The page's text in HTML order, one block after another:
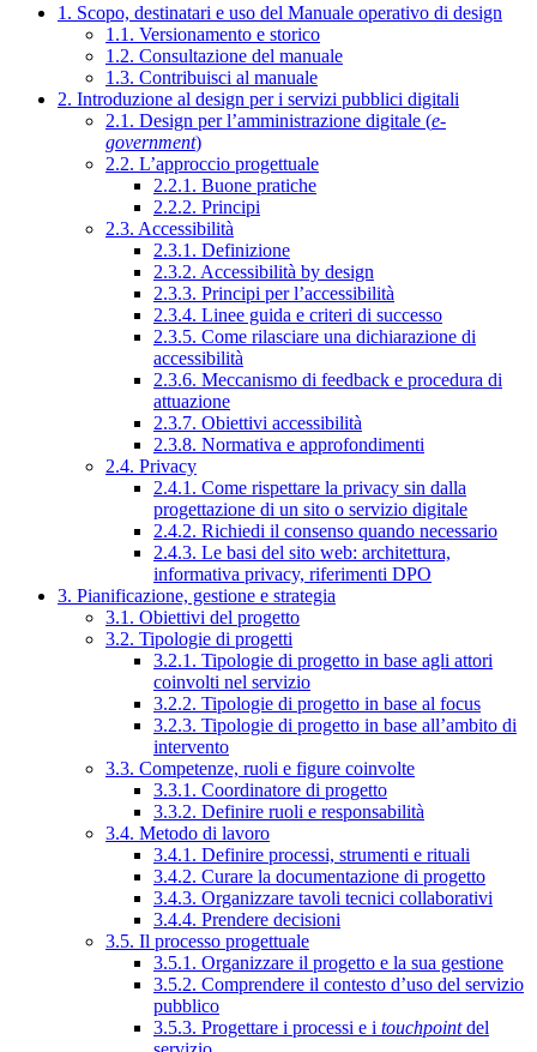
1. Scopo, destinatari e uso del Manuale operativo di design
1.1. Versionamento e storico
1.2. Consultazione del manuale
1.3. Contribuisci al manuale
2. Introduzione al design per i servizi pubblici digitali
2.1. Design per l’amministrazione digitale (e-
government)
2.2. L’approccio progettuale
2.2.1. Buone pratiche
2.2.2. Principi
2.3. Accessibilità
2.3.1. Definizione
2.3.2. Accessibilità by design
2.3.3. Principi per l’accessibilità
2.3.4. Linee guida e criteri di successo
2.3.5. Come rilasciare una dichiarazione di
accessibilità
2.3.6. Meccanismo di feedback e procedura di
attuazione
2.3.7. Obiettivi accessibilità
2.3.8. Normativa e approfondimenti
2.4. Privacy
2.4.1. Come rispettare la privacy sin dalla
progettazione di un sito o servizio digitale
2.4.2. Richiedi il consenso quando necessario
2.4.3. Le basi del sito web: architettura,
informativa privacy, riferimenti DPO
3. Pianificazione, gestione e strategia
3.1. Obiettivi del progetto
3.2. Tipologie di progetti
3.2.1. Tipologie di progetto in base agli attori
coinvolti nel servizio
3.2.2. Tipologie di progetto in base al focus
3.2.3. Tipologie di progetto in base all’ambito di
intervento
3.3. Competenze, ruoli e figure coinvolte
3.3.1. Coordinatore di progetto
3.3.2. Definire ruoli e responsabilità
3.4. Metodo di lavoro
3.4.1. Definire processi, strumenti e rituali
3.4.2. Curare la documentazione di progetto
3.4.3. Organizzare tavoli tecnici collaborativi
3.4.4. Prendere decisioni
3.5. Il processo progettuale
3.5.1. Organizzare il progetto e la sua gestione
3.5.2. Comprendere il contesto d’uso del servizio
pubblico
3.5.3. Progettare i processi e i touchpointdel